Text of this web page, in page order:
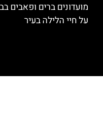
מועדונים ברים ופאבים
על חיי הלילה בעיר